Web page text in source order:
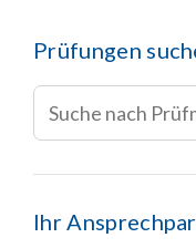
Prüfungen
Ihr